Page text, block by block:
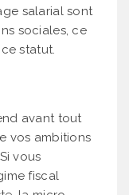
salarial sont
sociales, ce
statut.
avant tout
vos ambitions
vous
fiscal